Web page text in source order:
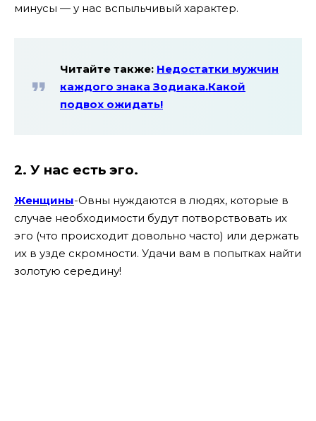
минусы — у нас вспыльчивый характер.
Читайте также: Недостатки мужчин
каждого знака Зодиака.Какой
подвох ожидать!
2. У нас есть эго.
Женщины-Овны нуждаются в людях, которые в
случае необходимости будут потворствовать их
эго (что происходит довольно часто) или держать
их в узде скромности. Удачи вам в попытках найти
золотую середину!